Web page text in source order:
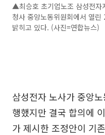
▲최승호 초기업노조 삼성전자
청사 중앙노동위원회에서 열
밝히고 있다. (사진=연합뉴스)
삼성전자 노사가 중앙
행했지만 결국 합의에
가 제시한 조정안이 기